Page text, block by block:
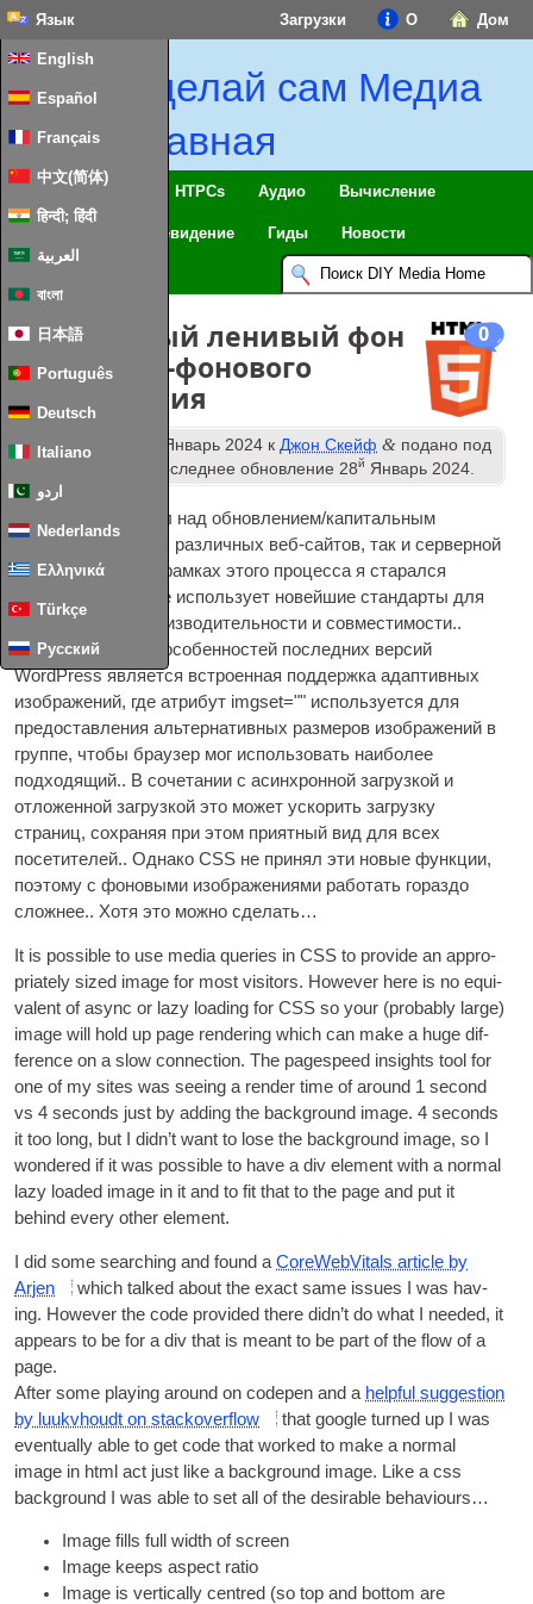
Дом
О
Загрузки
Язык
English
Español
Français
中文(简体)
हिन्दी; हिंदी
العربية
বাংলা
日本語
Português
Deutsch
Italiano
اردو
Nederlands
Ελληνικά
Türkçe
Русский
Сделай сам Медиа
Главная
Умный дом & IoT HTPCs Аудио Вычисление
Телевидение Гиды Новости
0
Отзывчивый ленивый фон
вместо CSS-фонового
изображения
Опубликовано Январь 2024 кДжон Скейф & подано под
. Последнее обновление28й Январь 2024.
Недавно я работал над обновлением/капитальным
ремонтом как моих различных веб-сайтов, так и серверной
части сервера.. В рамках этого процесса я старался
убедиться, что все использует новейшие стандарты для
максимизации производительности и совместимости..
Одной из лучших особенностей последних версий
WordPress является встроенная поддержка адаптивных
изображений, где атрибут imgset="" используется для
предоставления альтернативных размеров изображений в
группе, чтобы браузер мог использовать наиболее
подходящий.. В сочетании с асинхронной загрузкой и
отложенной загрузкой это может ускорить загрузку
страниц, сохраняя при этом приятный вид для всех
посетителей.. Однако CSS не принял эти новые функции,
поэтому с фоновыми изображениями работать гораздо
сложнее.. Хотя это можно сделать…
It is pos­sible to use media quer­ies in CSS to provide an appro­
pri­ately sized image for most vis­it­ors. How­ever here is no equi­
val­ent of async or lazy load­ing for CSS so your (prob­ably large)
image will hold up page ren­der­ing which can make a huge dif­
fer­ence on a slow con­nec­tion.The pagespeed insights tool for
one of my sites was see­ing a render time of around 1second
vs 4seconds just by adding the back­ground image. 4seconds
it too long, but I did­n’t want to lose the back­ground image,so I
wondered if it was pos­sible to have a div ele­ment with a nor­mal
lazy loaded image in it and to fit that to the page and put it
behind every oth­er element.
I did some search­ing and found a CoreWeb­Vi­tals art­icle by
Arjen
which talked about the exact same issues I was hav­
ing. How­ever the code provided there did­n’t do what I needed, it
appears to be for a div that is meant to be part of the flow of a
page.
After some play­ing around on code­pen and a help­ful sug­ges­tion
by luuk­vhoudt on stack­over­flow
that google turned up I was
even­tu­ally able to get code that worked to make a nor­mal
image in html act just like a back­ground image. Like a css
back­ground I was able to set all of the desir­able behaviours…
Image fills full width of screen
Image keeps aspect ratio
Image is ver­tic­ally centred (so top and bot­tom are